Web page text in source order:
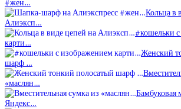
#жен…
Кольца в
Алиэксп…
#кошельки
карти…
Женский
шарф …
«маслян…
Бамбуковая
Яндекс…